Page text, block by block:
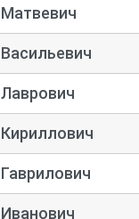
Матвевич
Васильевич
Лаврович
Кириллович
Гаврилович
Иванович